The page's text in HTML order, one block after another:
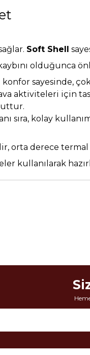
Soft Shell
olduğunca
konfor sayesinde,
aktiviteleri için
sıra, kolay
orta derece
kullanılarak